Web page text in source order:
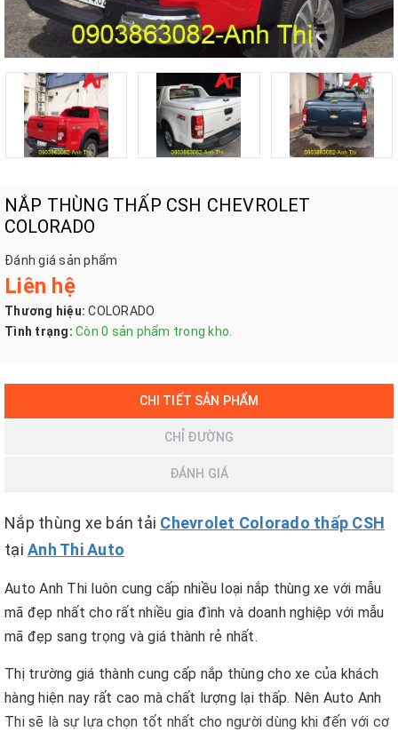
NẮP THÙNG THẤP CSH CHEVROLET
COLORADO
Đánh giá sản phẩm
Liên hệ
Thương hiệu: COLORADO
Tình trạng: Còn 0 sản phẩm trong kho.
CHI TIẾT SẢN PHẨM
CHỈ ĐƯỜNG
ĐÁNH GIÁ
Nắp thùng xe bán tải Chevrolet Colorado thấp CSH
tại Anh Thi Auto
Auto Anh Thi luôn cung cấp nhiều loại nắp thùng xe với mẫu
mã đẹp nhất cho rất nhiều gia đình và doanh nghiệp với mẫu
mã đẹp sang trọng và giá thành rẻ nhất.
Thị trường giá thành cung cấp nắp thùng cho xe của khách
hàng hiện nay rất cao mà chất lượng lại thấp. Nên Auto Anh
Thi sẽ là sự lựa chọn tốt nhất cho người dùng khi đến với cơ